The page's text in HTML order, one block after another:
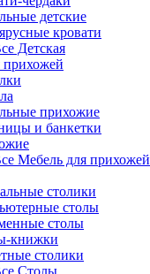
детские
кровати
Детская
прихожей
прихожие
и банкетки
Мебель для прихожей
столики
столы
столы
книжки
столики
Столы